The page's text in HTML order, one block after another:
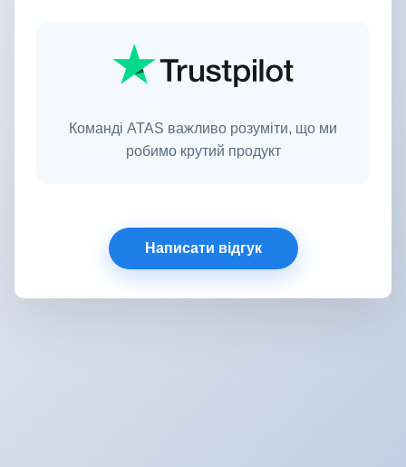
Команді ATAS важливо розуміти, що ми
робимо крутий продукт
Написати відгук